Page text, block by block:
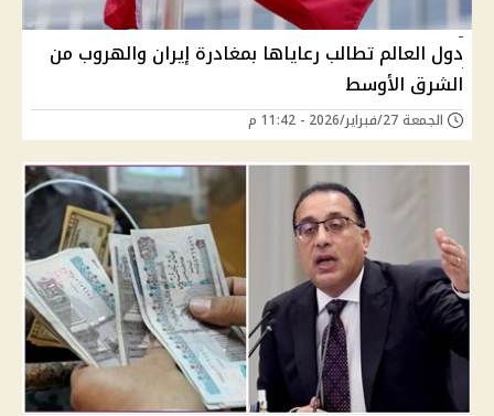
دول العالم تطالب رعاياها بمغادرة إيران والهروب من
الشرق الأوسط
الجمعة 27/فبراير/2026 - 11:42 م